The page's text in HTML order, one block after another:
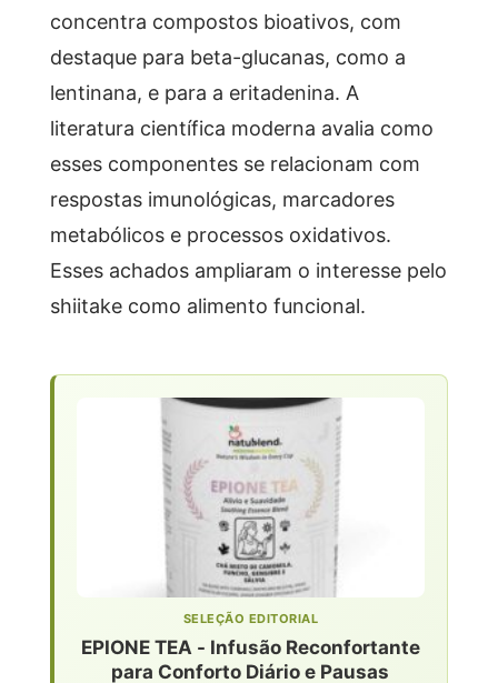
concentra compostos bioativos, com
destaque para beta-glucanas, como a
lentinana, e para a eritadenina. A
literatura científica moderna avalia como
esses componentes se relacionam com
respostas imunológicas, marcadores
metabólicos e processos oxidativos.
Esses achados ampliaram o interesse pelo
shiitake como alimento funcional.
SELEÇÃO EDITORIAL
EPIONE TEA - Infusão Reconfortante
para Conforto Diário e Pausas